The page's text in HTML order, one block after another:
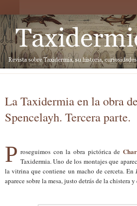
La Taxidermia en la obra
Spencelayh. Tercera parte.
P roseguimos con la obra pictórica de
Taxidermia. Uno de los montajes que
la vitrina que contiene un macho de cerceta. En
aparece sobre la mesa, justo detrás de la chistera